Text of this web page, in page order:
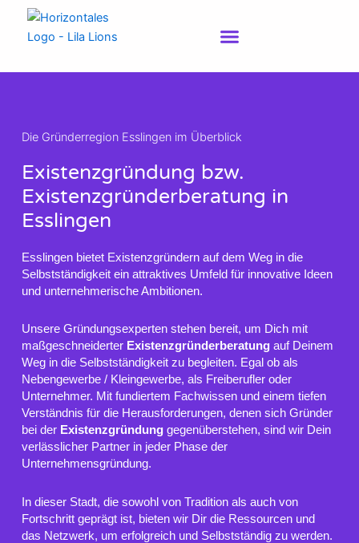
springen
Die Gründerregion Esslingen im Überblick
Existenzgründung bzw.
Existenzgründerberatung in
Esslingen
Esslingen bietet Existenzgründern auf dem Weg in die
Selbstständigkeit ein attraktives Umfeld für innovative Ideen
und unternehmerische Ambitionen.
Unsere Gründungsexperten stehen bereit, um Dich mit
maßgeschneiderter Existenzgründerberatung auf Deinem
Weg in die Selbstständigkeit zu begleiten. Egal ob als
Nebengewerbe / Kleingewerbe, als Freiberufler oder
Unternehmer. Mit fundiertem Fachwissen und einem tiefen
Verständnis für die Herausforderungen, denen sich Gründer
bei der Existenzgründung gegenüberstehen, sind wir Dein
verlässlicher Partner in jeder Phase der
Unternehmensgründung.
In dieser Stadt, die sowohl von Tradition als auch von
Fortschritt geprägt ist, bieten wir Dir die Ressourcen und
das Netzwerk, um erfolgreich und Selbstständig zu werden.